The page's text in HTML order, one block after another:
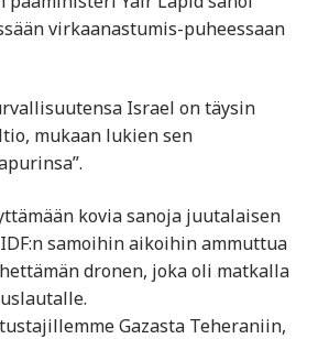
virkaanastumis-puheessaan
Israel on täysin
mukaan lukien sen
kovia sanoja juutalaisen
samoihin aikoihin ammuttua
dronen, joka oli matkalla
Gazasta Teheraniin,